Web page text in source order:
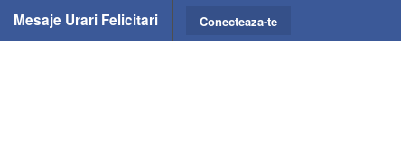
Mesaje Urari Felicitari Conecteaza-te